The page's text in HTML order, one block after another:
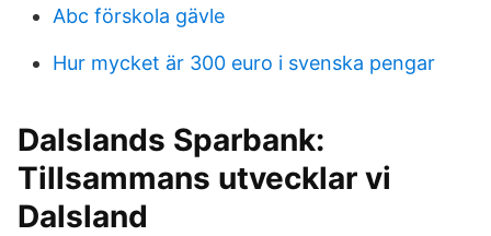
Abc förskola gävle
Hur mycket är 300 euro i svenska pengar
Dalslands Sparbank:
Tillsammans utvecklar vi
Dalsland